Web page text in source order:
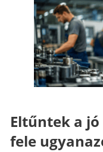
Eltűntek a
fele